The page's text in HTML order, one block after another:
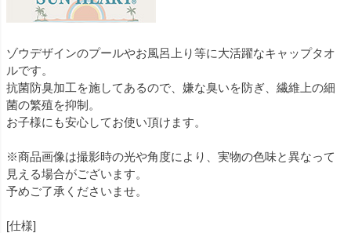
ゾウデザインのプールやお風呂上り等に大活躍なキャップタオ
ルです。
抗菌防臭加工を施してあるので、嫌な臭いを防ぎ、繊維上の細
菌の繁殖を抑制。
お子様にも安心してお使い頂けます。
※商品画像は撮影時の光や角度により、実物の色味と異なって
見える場合がございます。
予めご了承くださいませ。
[仕様]